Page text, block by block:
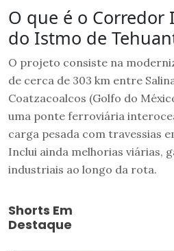
O que é o Corredor
do Istmo de
O projeto consiste na
de cerca de 303 km entre
Coatzacoalcos (Golfo do
uma ponte ferroviária
carga pesada com travessias
Inclui ainda melhorias viárias,
industriais ao longo da rota.
Shorts Em
Destaque